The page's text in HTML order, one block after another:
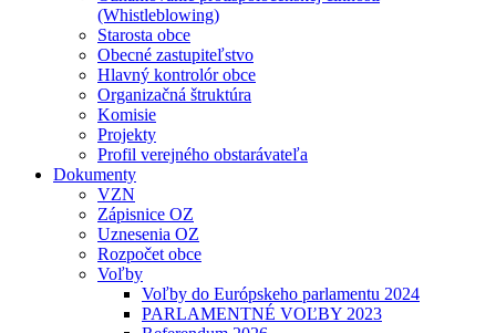
(Whistleblowing)
Starosta obce
Obecné zastupiteľstvo
Hlavný kontrolór obce
Organizačná štruktúra
Komisie
Projekty
Profil verejného obstarávateľa
Dokumenty
VZN
Zápisnice OZ
Uznesenia OZ
Rozpočet obce
Voľby
Voľby do Európskeho parlamentu 2024
PARLAMENTNÉ VOĽBY 2023